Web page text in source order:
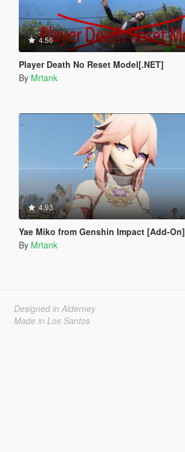
4.56
Player Death No Reset Model[.NET]
By Mrtank
4.93
Yae Miko from Genshin Impact [Add-On]
By Mrtank
Designed in Alderney
Made in Los Santos